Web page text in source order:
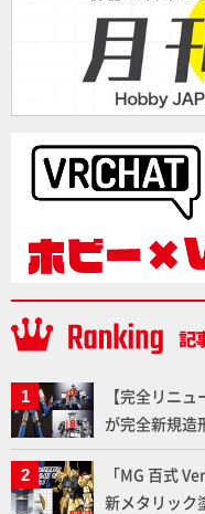
【完全リニ
が完全新規造
下ろしでご紹
ト」セット
「MG 百式
新メタリック